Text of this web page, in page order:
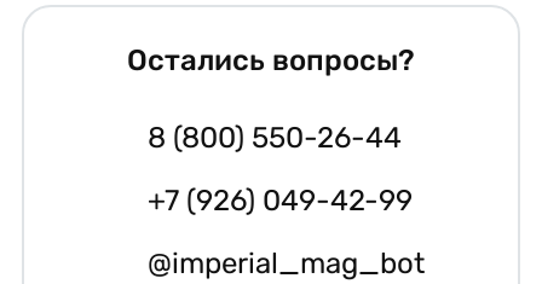
Остались вопросы?
8 (800) 550-26-44
+7 (926) 049-42-99
@imperial_mag_bot